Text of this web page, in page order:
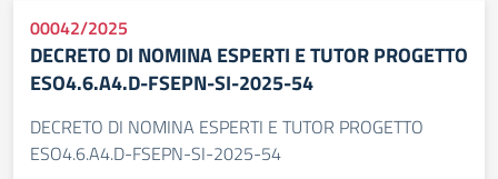
00042/2025
DECRETO DI NOMINA ESPERTI E TUTOR PROGETTO
ESO4.6.A4.D-FSEPN-SI-2025-54
DECRETO DI NOMINA ESPERTI E TUTOR PROGETTO
ESO4.6.A4.D-FSEPN-SI-2025-54